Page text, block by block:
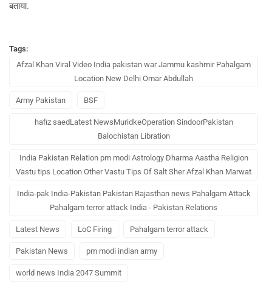
बताया.
Tags:
Afzal Khan Viral Video India pakistan war Jammu kashmir Pahalgam
Location New Delhi Omar Abdullah
Army Pakistan BSF
hafiz saedLatest NewsMuridkeOperation SindoorPakistan
Balochistan Libration
India Pakistan Relation pm modi Astrology Dharma Aastha Religion
Vastu tips Location Other Vastu Tips Of Salt Sher Afzal Khan Marwat
India-pak India-Pakistan Pakistan Rajasthan news Pahalgam Attack
Pahalgam terror attack India - Pakistan Relations
Latest News LoC Firing Pahalgam terror attack
Pakistan News pm modi indian army
world news India 2047 Summit